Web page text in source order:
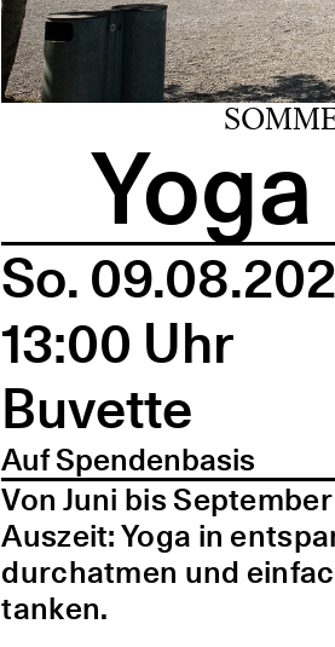
So.
13:00 Uhr
Buvette
Auf Spendenbasis
Von Juni bis
Auszeit: Yoga in
durchatmen und
tanken.